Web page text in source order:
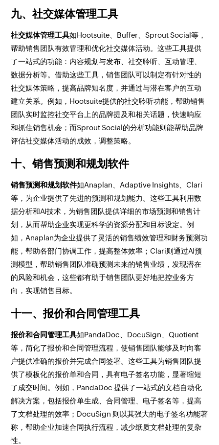
九、社交媒体管理工具
社交媒体管理工具如Hootsuite、Buffer、Sprout Social等，
帮助销售团队有效管理和优化社交媒体活动。这些工具提供
了一站式的功能：内容规划与发布、社交聆听、互动管理、
数据分析等。借助这些工具，销售团队可以制定有针对性的
社交媒体策略，提高品牌知名度，并通过与潜在客户的互动
建立关系。例如，Hootsuite提供的社交聆听功能，帮助销售
团队实时监控社交平台上的品牌提及和相关话题，快速响应
和抓住销售机会；而Sprout Social的分析功能则能帮助品牌
评估社交媒体活动的成效，调整策略。
十、销售预测和规划软件
销售预测和规划软件如Anaplan、Adaptive Insights、Clari
等，为企业提供了先进的预测和规划能力。这些工具利用数
据分析和AI技术，为销售团队提供详细的市场预测和销售计
划，从而帮助企业实现更科学的资源分配和目标设定。例
如，Anaplan为企业提供了灵活的销售绩效管理和财务预测功
能，帮助各部门协调工作，提高整体效率；Clari则通过AI预
测模型，帮助销售团队准确预测未来的销售业绩，发现潜在
的风险和机会，这些都有助于销售团队更好地把控业务方
向，实现销售目标。
十一、报价和合同管理工具
报价和合同管理工具如PandaDoc、DocuSign、Quotient
等，简化了报价和合同管理流程，使销售团队能够及时向客
户提供准确的报价并完成合同签署。这些工具为销售团队提
供了模板化的报价单和合同，具有电子签名功能，显著缩短
了成交时间。例如，PandaDoc 提供了一站式的文档自动化
解决方案，包括报价单生成、合同管理、电子签名等，提高
了文档处理的效率；DocuSign 则以其强大的电子签名功能著
称，帮助企业加速合同执行流程，减少纸质文档处理的复杂
性。